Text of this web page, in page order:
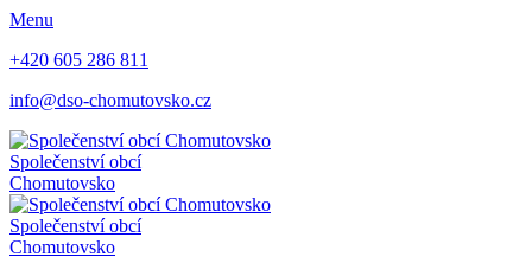
Menu
+420 605 286 811
info@dso-chomutovsko.cz
Společenství obcí
Chomutovsko
Společenství obcí
Chomutovsko